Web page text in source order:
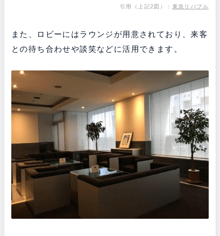
引用（上記2図）： 東急リバブル
また、ロビーにはラウンジが用意されており、来客
との待ち合わせや談笑などに活用できます。